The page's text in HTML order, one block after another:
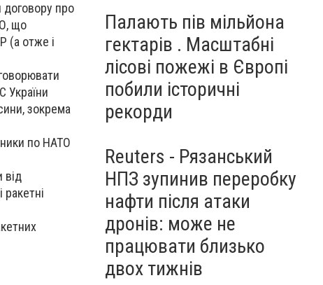
договору про
що
(а отже і
України
зокрема
по НАТО
від
Палають пів мільйона
гектарів . Масштабні
лісові пожежі в Європі
побили історичні
рекорди
Reuters - Рязанський
НПЗ зупинив переробку
нафти після атаки
дронів: може не
працювати близько
двох тижнів